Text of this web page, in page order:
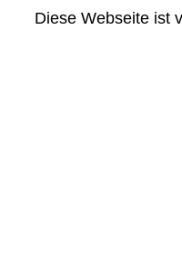
Diese Webseite ist